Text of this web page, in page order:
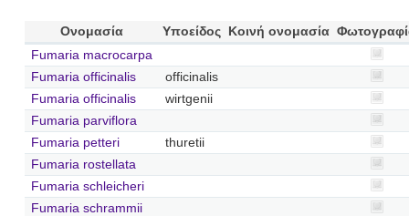
Ονομασία Υποείδος Κοινή ονομασία
Fumaria macrocarpa
Fumaria officinalis
officinalis
Fumaria officinalis
wirtgenii
Fumaria parviflora
Fumaria petteri
thuretii
Fumaria rostellata
Fumaria schleicheri
Fumaria schrammii